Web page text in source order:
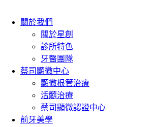
關於我們
關於星創
診所特色
牙醫團隊
蔡司顯微中心
顯微根管治療
活髓治療
蔡司顯微認證中心
前牙美學